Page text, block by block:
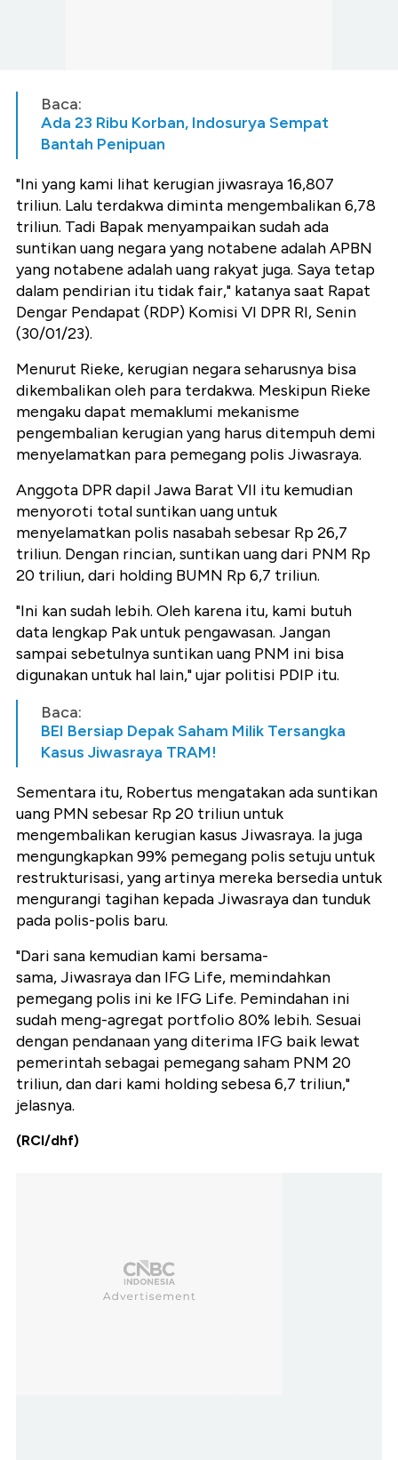
Baca:
Ada 23 Ribu Korban, Indosurya Sempat
Bantah Penipuan
"Ini yang kami lihat kerugian jiwasraya 16,807
triliun. Lalu terdakwa diminta mengembalikan 6,78
triliun. Tadi Bapak menyampaikan sudah ada
suntikan uang negara yang notabene adalah APBN
yang notabene adalah uang rakyat juga. Saya tetap
dalam pendirian itu tidak fair," katanya saat Rapat
Dengar Pendapat (RDP) Komisi VI DPR RI, Senin
(30/01/23).
Menurut Rieke, kerugian negara seharusnya bisa
dikembalikan oleh para terdakwa. Meskipun Rieke
mengaku dapat memaklumi mekanisme
pengembalian kerugian yang harus ditempuh demi
menyelamatkan para pemegang polis Jiwasraya.
Anggota DPR dapil Jawa Barat VII itu kemudian
menyoroti total suntikan uang untuk
menyelamatkan polis nasabah sebesar Rp 26,7
triliun. Dengan rincian, suntikan uang dari PNM Rp
20 triliun, dari holding BUMN Rp 6,7 triliun.
"Ini kan sudah lebih. Oleh karena itu, kami butuh
data lengkap Pak untuk pengawasan. Jangan
sampai sebetulnya suntikan uang PNM ini bisa
digunakan untuk hal lain," ujar politisi PDIP itu.
Baca:
BEI Bersiap Depak Saham Milik Tersangka
Kasus Jiwasraya TRAM!
Sementara itu, Robertus mengatakan ada suntikan
uang PMN sebesar Rp 20 triliun untuk
mengembalikan kerugian kasus Jiwasraya. Ia juga
mengungkapkan 99% pemegang polis setuju untuk
restrukturisasi, yang artinya mereka bersedia untuk
mengurangi tagihan kepada Jiwasraya dan tunduk
pada polis-polis baru.
"Dari sana kemudian kami bersama-
sama,Jiwasraya dan IFG Life, memindahkan
pemegang polis ini ke IFG Life. Pemindahan ini
sudah meng-agregat portfolio 80% lebih. Sesuai
dengan pendanaan yang diterima IFG baik lewat
pemerintah sebagai pemegang saham PNM 20
triliun, dan dari kami holding sebesa 6,7 triliun,"
jelasnya.
(RCI/dhf)